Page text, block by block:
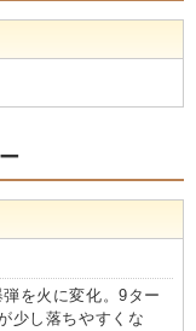
を火に変化。9ター
少し落ちやすくな